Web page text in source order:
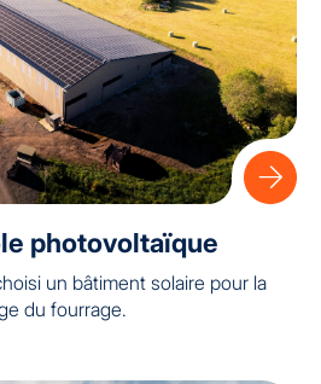
photovoltaïque
un bâtiment solaire pour la
du fourrage.